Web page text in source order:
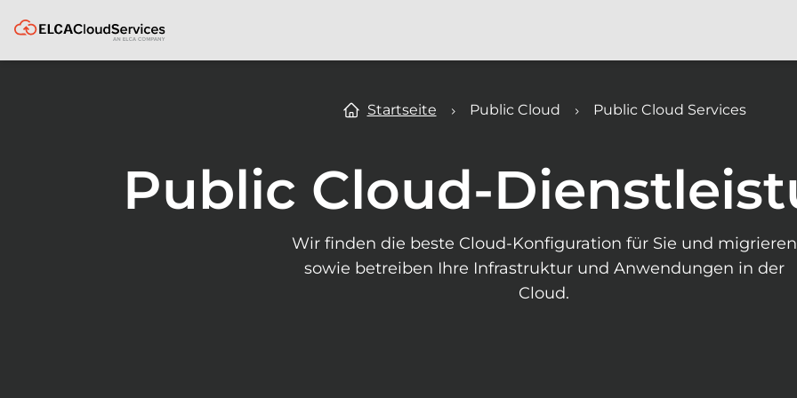
ELCA
Startseite Public Cloud Public Cloud Services
Public Cloud-
Wir finden die beste Cloud-Konfiguration für Sie und migrieren
sowie betreiben Ihre Infrastruktur und Anwendungen in der
Cloud.